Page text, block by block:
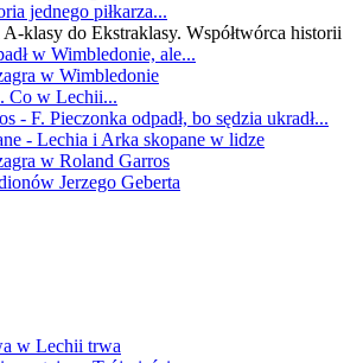
jednego piłkarza...
klasy do Ekstraklasy. Współtwórca historii
w Wimbledonie, ale...
w Wimbledonie
Co w Lechii...
- F. Pieczonka odpadł, bo sędzia ukradł...
- Lechia i Arka skopane w lidze
w Roland Garros
Jerzego Geberta
w Lechii trwa